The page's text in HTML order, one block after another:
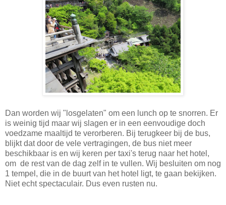
Dan worden wij "losgelaten" om een lunch op te snorren. Er
is weinig tijd maar wij slagen er in een eenvoudige doch
voedzame maaltijd te verorberen. Bij terugkeer bij de bus,
blijkt dat door de vele vertragingen, de bus niet meer
beschikbaar is en wij keren per taxi's terug naar het hotel,
om de rest van de dag zelf in te vullen. Wij besluiten om nog
1 tempel, die in de buurt van het hotel ligt, te gaan bekijken.
Niet echt spectaculair. Dus even rusten nu.